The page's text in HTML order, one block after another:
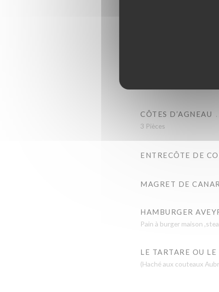
CÔTES D’AGNEAU
3 Pièces
ENTRECÔTE DE
MAGRET DE
HAMBURGER
Pain à burger maison
LE TARTARE OU
(Haché aux couteaux